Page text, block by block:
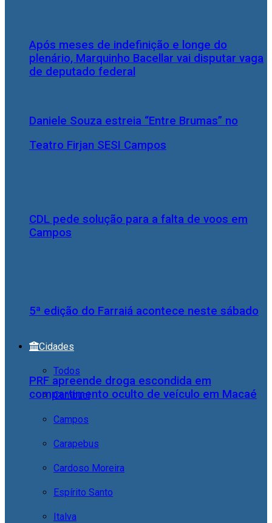
Daniele Souza estreia “Entre Brumas” no
Teatro Firjan SESI Campos
5ª edição do Farraiá acontece neste sábado
Cidades
Todos
Cambuci
Campos
Carapebus
Cardoso Moreira
Espírito Santo
Italva
Após meses de indefinição e longe do
plenário, Marquinho Bacellar vai disputar vaga
de deputado federal
CDL pede solução para a falta de voos em
Campos
PRF apreende droga escondida em
compartimento oculto de veículo em Macaé